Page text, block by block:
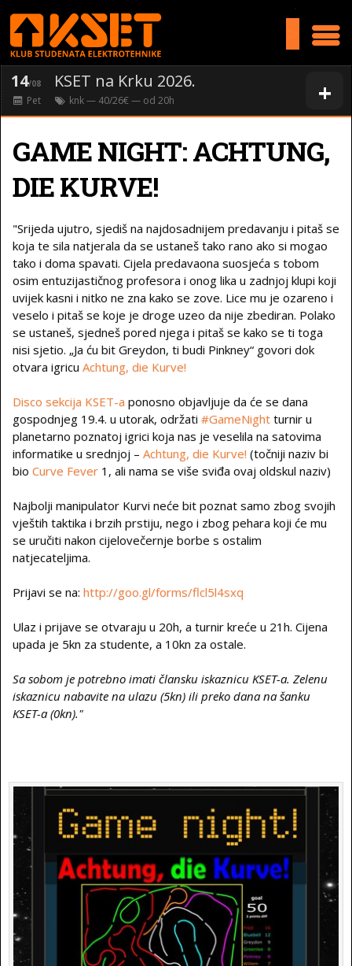
+
14/08 KSET na Krku 2026.
Pet knk— 40/26€ — od 20h
GAME NIGHT: ACHTUNG,
DIE KURVE!
"Srijeda ujutro, sjediš na najdosadnijem predavanju i pitaš se
koja te sila natjerala da se ustaneš tako rano ako si mogao
tako i doma spavati. Cijela predavaona suosjeća s tobom
osim entuzijastičnog profesora i onog lika u zadnjoj klupi koji
uvijek kasni i nitko ne zna kako se zove. Lice mu je ozareno i
veselo i pitaš se koje je droge uzeo da nije zbediran. Polako
se ustaneš, sjedneš pored njega i pitaš se kako se ti toga
nisi sjetio. „Ja ću bit Greydon, ti budi Pinkney“ govori dok
otvara igricu Achtung, die Kurve!
Disco sekcija KSET-a ponosno objavljuje da će se dana
gospodnjeg 19.4. u utorak, održati #GameNight turnir u
planetarno poznatoj igrici koja nas je veselila na satovima
informatike u srednjoj – Achtung, die Kurve! (točniji naziv bi
bio Curve Fever 1, ali nama se više sviđa ovaj oldskul naziv)
Najbolji manipulator Kurvi neće bit poznat samo zbog svojih
vještih taktika i brzih prstiju, nego i zbog pehara koji će mu
se uručiti nakon cijelovečernje borbe s ostalim
natjecateljima.
Prijavi se na: http://goo.gl/forms/flcl5l4sxq
Ulaz i prijave se otvaraju u 20h, a turnir kreće u 21h. Cijena
upada je 5kn za studente, a 10kn za ostale.
Sa sobom je potrebno imati člansku iskaznicu KSET-a. Zelenu
iskaznicu nabavite na ulazu (5kn) ili preko dana na šanku
KSET-a (0kn)."